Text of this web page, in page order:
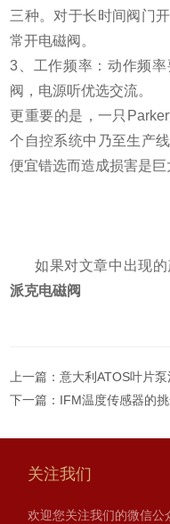
三种。对于长时间阀门
常开电磁阀。
3、工作频率：动作频
阀，电源听优选交流。
更重要的是，一只
个自控系统中乃至生产
便宜错选而造成损害是巨
如果对文章中出现的
派克电磁阀
上一篇：意大利ATOS叶片
下一篇： IFM温度传感器的
关注我们
欢迎您关注我们的微信公